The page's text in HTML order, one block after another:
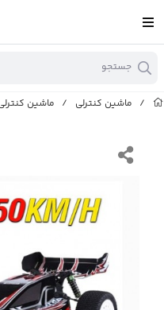
جستجو
/ ماشین کنترلی / ماشین